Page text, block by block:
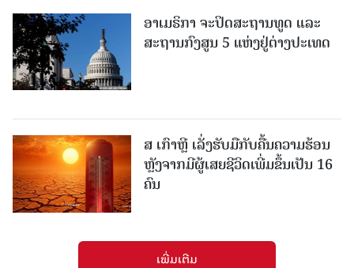
ອາເມຣິກາ ຈະປິດສະຖານທູດ ແ​ລະ
ສະຖານກົງສູນ 5 ແຫ່ງ​ຢູ່​ຕ່າງ​ປະ​ເທດ
ສ ເກົາຫຼີ ເລັ່ງຮັບມືກັບຄື້ນຄວາມຮ້ອນ
ຫຼັງຈາກມີຜູ້ເສຍຊີວິດເພີ່ມຂຶ້ນເປັນ 16
ຄົນ
ເພີ່ມເຕີມ